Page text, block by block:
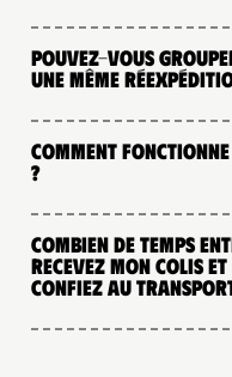
Pouvez-vous
une même
Comment
?
Combien de temps
recevez mon colis
confiez au